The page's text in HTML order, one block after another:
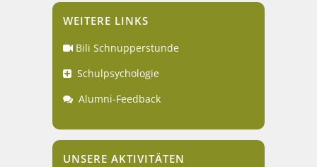
WEITERE LINKS
Bili Schnupperstunde
Schulpsychologie
Alumni-Feedback
UNSERE AKTIVITÄTEN